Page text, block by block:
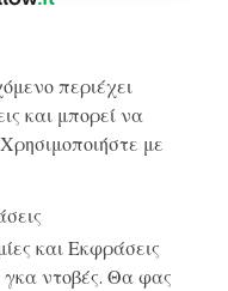
περιέχει
και μπορεί να
με
και Εκφράσεις
γκα ντοβές. Θα φας